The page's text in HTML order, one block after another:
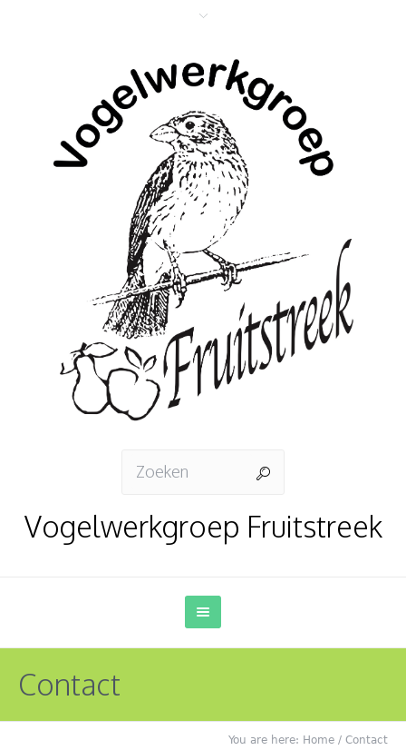
Vogelwerkgroep Fruitstreek
Contact
You are here: Home / Contact